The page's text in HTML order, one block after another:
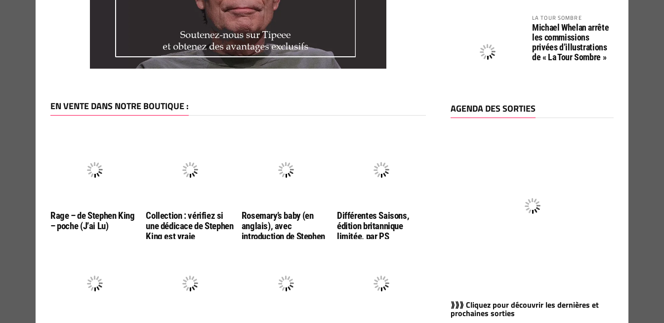
EN VENTE DANS NOTRE BOUTIQUE :
Rage – de Stephen King
– poche (J’ai Lu)
Collection : vérifiez si
une dédicace de Stephen
King est vraie
Rosemary’s baby (en
anglais), avec
introduction de Stephen
Différentes Saisons,
édition britannique
limitée, par PS
LA TOUR SOMBRE
Michael Whelan arrête
les commissions
privées d’illustrations
de « La Tour Sombre »
AGENDA DES SORTIES
⟫⟫⟫ Cliquez pour découvrir les dernières et
prochaines sorties